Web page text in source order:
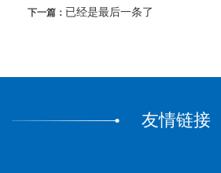
下一篇： 已经是最后一条了
友情链接